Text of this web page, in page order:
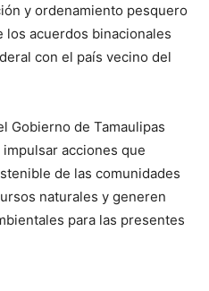
y ordenamiento pesquero
los acuerdos binacionales
con el país vecino del
Gobierno de Tamaulipas
acciones que
de las comunidades
naturales y generen
para las presentes